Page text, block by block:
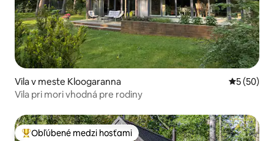
Vila v meste Kloogaranna
5 (50)
Vila pri mori vhodná pre rodiny
Najobľúbenejšie medzi hosťami
Obľúbené medzi hosťami